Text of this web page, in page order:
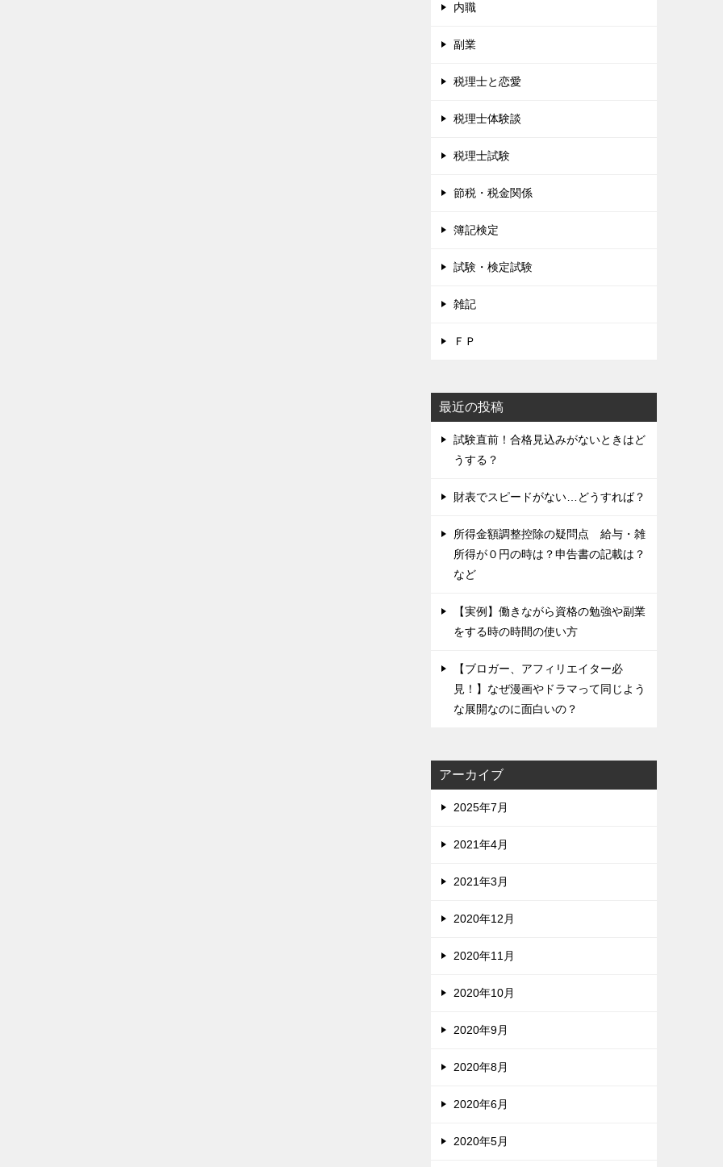
内職
副業
税理士と恋愛
税理士体験談
税理士試験
節税・税金関係
簿記検定
試験・検定試験
雑記
ＦＰ
最近の投稿
試験直前！合格見込みがないときはど
うする？
財表でスピードがない…どうすれば？
所得金額調整控除の疑問点 給与・雑
所得が０円の時は？申告書の記載は？
など
【実例】働きながら資格の勉強や副業
をする時の時間の使い方
【ブロガー、アフィリエイター必
見！】なぜ漫画やドラマって同じよう
な展開なのに面白いの？
アーカイブ
2025年7月
2021年4月
2021年3月
2020年12月
2020年11月
2020年10月
2020年9月
2020年8月
2020年6月
2020年5月